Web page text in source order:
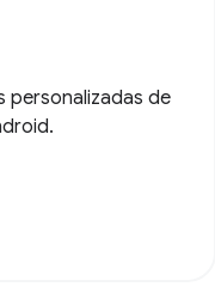
personalizadas de